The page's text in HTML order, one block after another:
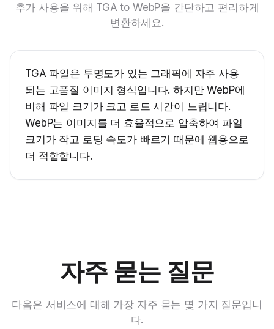
추가 사용을 위해 TGA to WebP을 간단하고 편리하게
변환하세요.
TGA 파일은 투명도가 있는 그래픽에 자주 사용
되는 고품질 이미지 형식입니다. 하지만 WebP에
비해 파일 크기가 크고 로드 시간이 느립니다.
WebP는 이미지를 더 효율적으로 압축하여 파일
크기가 작고 로딩 속도가 빠르기 때문에 웹용으로
더 적합합니다.
자주 묻는 질문
다음은 서비스에 대해 가장 자주 묻는 몇 가지 질문입니
다.